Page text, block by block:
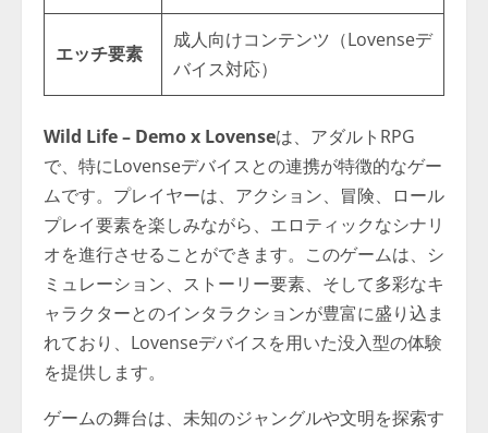
エッチ要素
成人向けコンテンツ（Lovenseデ
バイス対応）
Wild Life – Demo x Lovenseは、アダルトRPG
で、特にLovenseデバイスとの連携が特徴的なゲー
ムです。プレイヤーは、アクション、冒険、ロール
プレイ要素を楽しみながら、エロティックなシナリ
オを進行させることができます。このゲームは、シ
ミュレーション、ストーリー要素、そして多彩なキ
ャラクターとのインタラクションが豊富に盛り込ま
れており、Lovenseデバイスを用いた没入型の体験
を提供します。
ゲームの舞台は、未知のジャングルや文明を探索す